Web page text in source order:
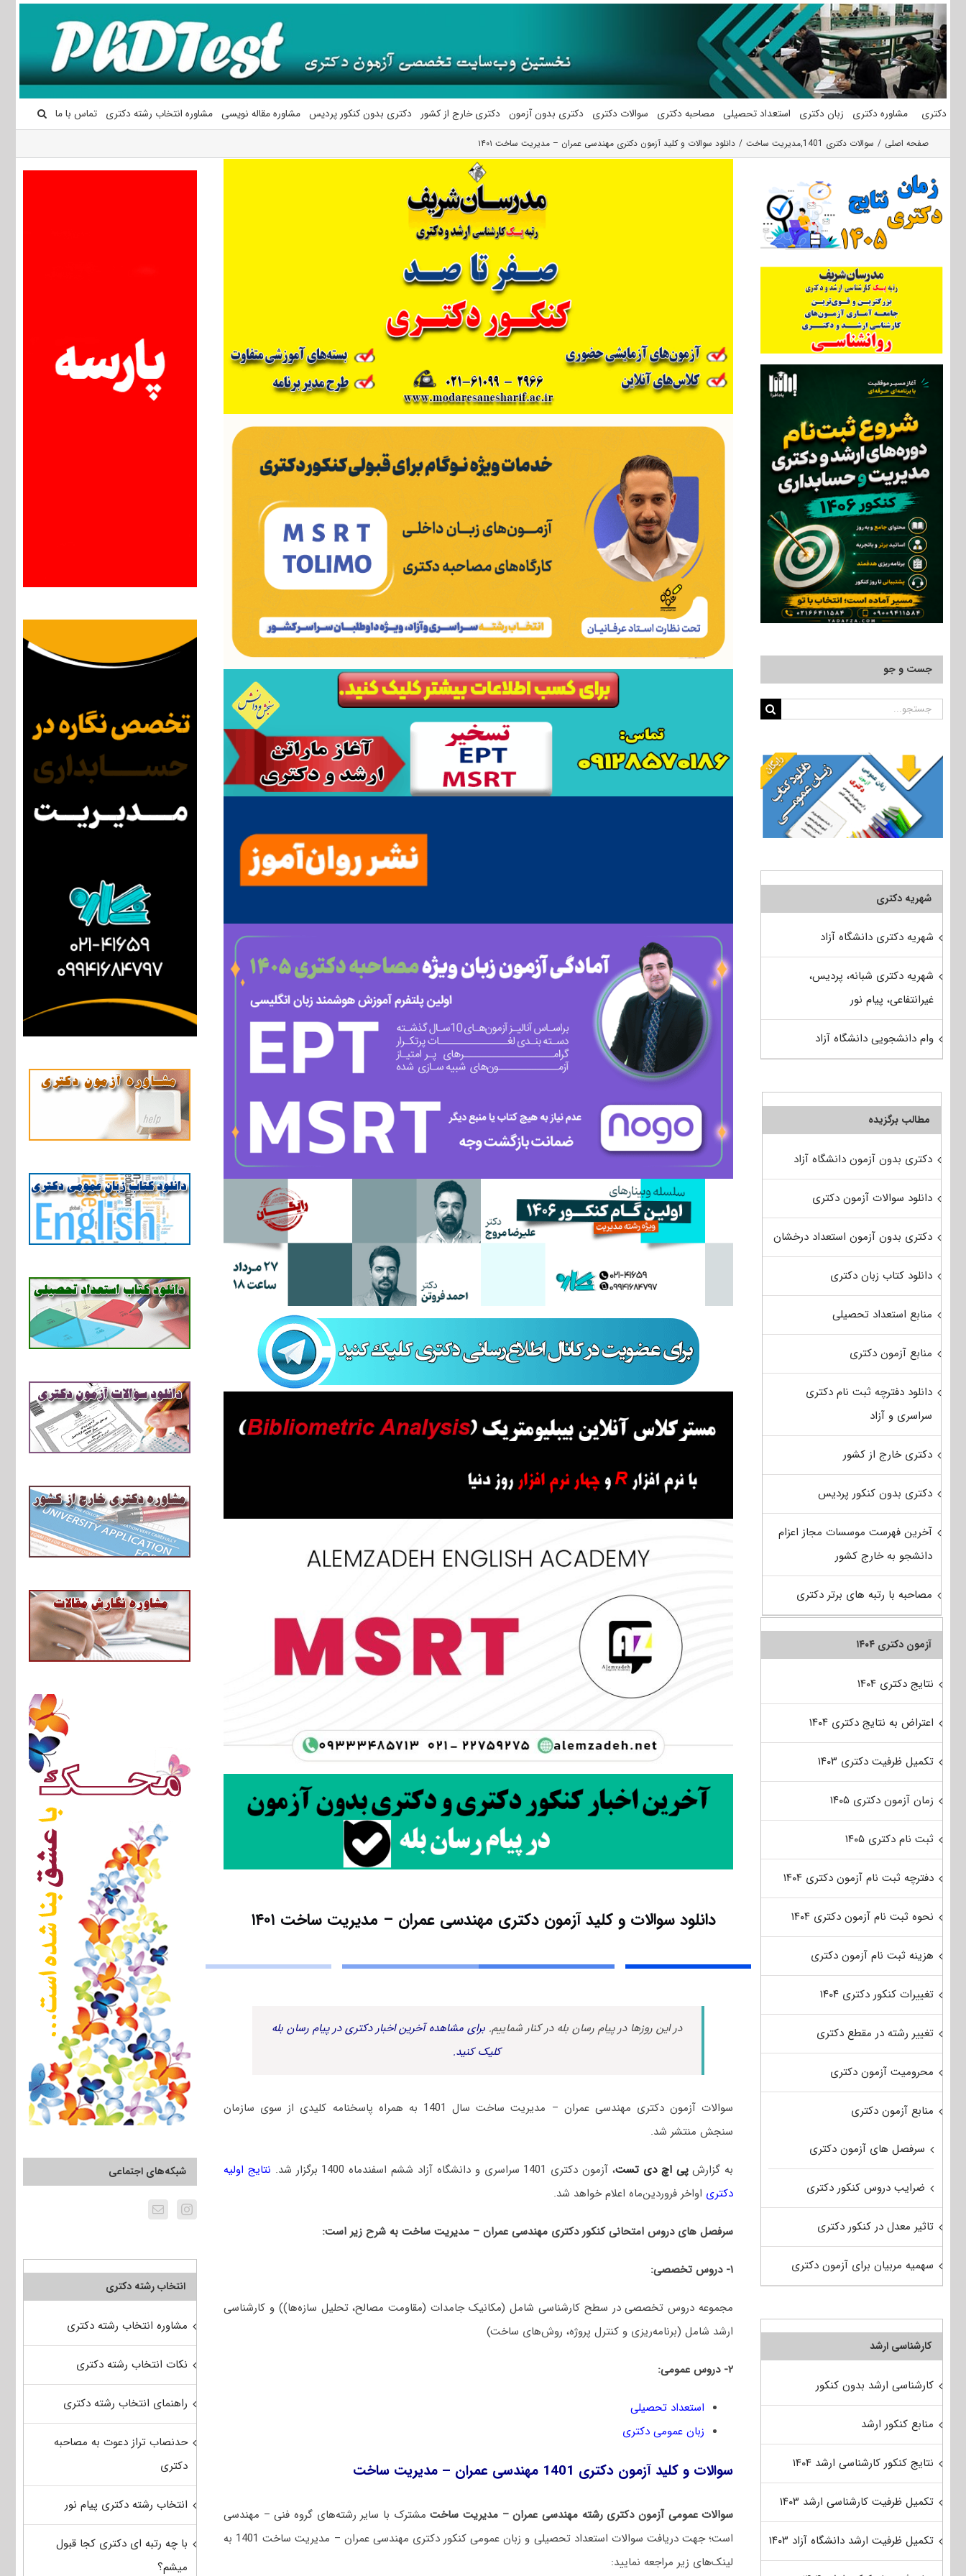
محتوا
دکتری مشاوره دکتری زبان دکتری استعداد تحصیلی مصاحبه دکتری سوالات دکتری دکتری بدون آزمون دکتری خارج از کشور دکتری بدون کنکور پردیس مشاوره مقاله نویسی مشاوره انتخاب رشته دکتری تماس با ما
صفحه اصلی سوالات دکتری 1401 ,مدیریت ساخت دانلود سوالات و کلید آزمون دکتری مهندسی عمران – مدیریت ساخت ۱۴۰۱
دانلود سوالات و کلید آزمون دکتری مهندسی عمران – مدیریت ساخت ۱۴۰۱
در این روزها در پیام رسان بله در کنار شماییم. برای مشاهده آخرین اخبار دکتری در پیام رسان بله
کلیک کنید.
سوالات آزمون دکتری مهندسی عمران – مدیریت ساخت سال 1401 به همراه پاسخنامه کلیدی از سوی سازمان
سنجش منتشر شد.
به گزارشپی اچ دی تست، آزمون دکتری 1401 سراسری و دانشگاه آزاد ششم اسفندماه 1400 برگزار شد.
نتایج اولیه
دکتری اواخر فروردین‌ماه اعلام خواهد شد.
سرفصل های دروس امتحانی کنکور دکتری مهندسی عمران – مدیریت ساخت به شرح زیر است:
۱- دروس تخصصی:
مجموعه دروس تخصصی در سطح کارشناسی شامل (مکانیک جامدات (مقاومت مصالح، تحلیل سازه‌ها)) و کارشناسی
ارشد شامل (برنامه‌ریزی و کنترل پروژه، روش‌های ساخت)
۲- دروس عمومی:
استعداد تحصیلی
زبان عمومی دکتری
سوالات و کلید آزمون دکتری 1401 مهندسی عمران – مدیریت ساخت
سوالات عمومی آزمون دکتری رشته مهندسی عمران – مدیریت ساختمشترک با سایر رشته‌های گروه فنی – مهندسی
است؛ جهت دریافت سوالات استعداد تحصیلی و زبان عمومی کنکور دکتری مهندسی عمران – مدیریت ساخت 1401 به
لینک‌های زیر مراجعه نمایید:
شبکه‌های اجتماعی
انتخاب رشته دکتری
مشاوره انتخاب رشته دکتری
نکات انتخاب رشته دکتری
راهنمای انتخاب رشته دکتری
حدنصاب تراز دعوت به مصاحبه
دکتری
انتخاب رشته دکتری پیام نور
با چه رتبه ای دکتری کجا قبول
میشم؟
جست و جو
جستجو
شهریه دکتری
شهریه دکتری دانشگاه آزاد
شهریه دکتری شبانه، پردیس،
غیرانتفاعی، پیام نور
وام دانشجویی دانشگاه آزاد
مطالب برگزیده
دکتری بدون آزمون دانشگاه آزاد
دانلود سوالات آزمون دکتری
دکتری بدون آزمون استعداد درخشان
دانلود کتاب زبان دکتری
منابع استعداد تحصیلی
منابع آزمون دکتری
دانلود دفترچه ثبت نام دکتری
سراسری و آزاد
دکتری خارج از کشور
دکتری بدون کنکور پردیس
آخرین فهرست موسسات مجاز اعزام
دانشجو به خارج کشور
مصاحبه با رتبه های برتر دکتری
آزمون دکتری ۱۴۰۴
نتایج دکتری ۱۴۰۴
اعتراض به نتایج دکتری ۱۴۰۴
تکمیل ظرفیت دکتری ۱۴۰۳
زمان آزمون دکتری ۱۴۰۵
ثبت نام دکتری ۱۴۰۵
دفترچه ثبت نام آزمون دکتری ۱۴۰۴
نحوه ثبت نام آزمون دکتری ۱۴۰۴
هزینه ثبت نام آزمون دکتری
تغییرات کنکور دکتری ۱۴۰۴
تغییر رشته در مقطع دکتری
محرومیت آزمون دکتری
منابع آزمون دکتری
سرفصل های آزمون دکتری
ضرایب دروس کنکور دکتری
تاثیر معدل در کنکور دکتری
سهمیه مربیان برای آزمون دکتری
کارشناسی ارشد
کارشناسی ارشد بدون کنکور
منابع کنکور ارشد
نتایج کنکور کارشناسی ارشد ۱۴۰۴
تکمیل ظرفیت کارشناسی ارشد ۱۴۰۳
تکمیل ظرفیت ارشد دانشگاه آزاد ۱۴۰۳